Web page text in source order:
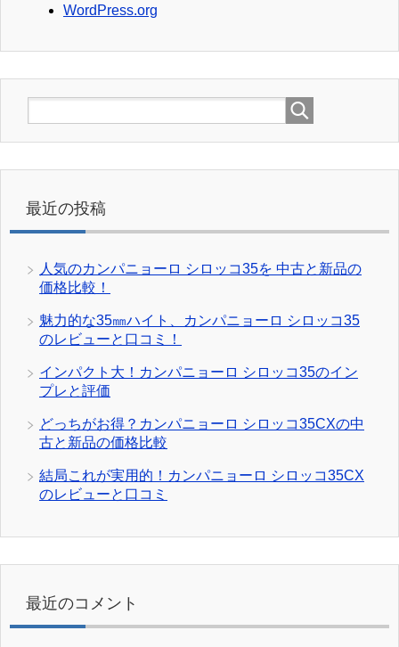
WordPress.org
最近の投稿
人気のカンパニョーロ シロッコ35を 中古と新品の
価格比較！
魅力的な35㎜ハイト、カンパニョーロ シロッコ35
のレビューと口コミ！
インパクト大！カンパニョーロ シロッコ35のイン
プレと評価
どっちがお得？カンパニョーロ シロッコ35CXの中
古と新品の価格比較
結局これが実用的！カンパニョーロ シロッコ35CX
のレビューと口コミ
最近のコメント